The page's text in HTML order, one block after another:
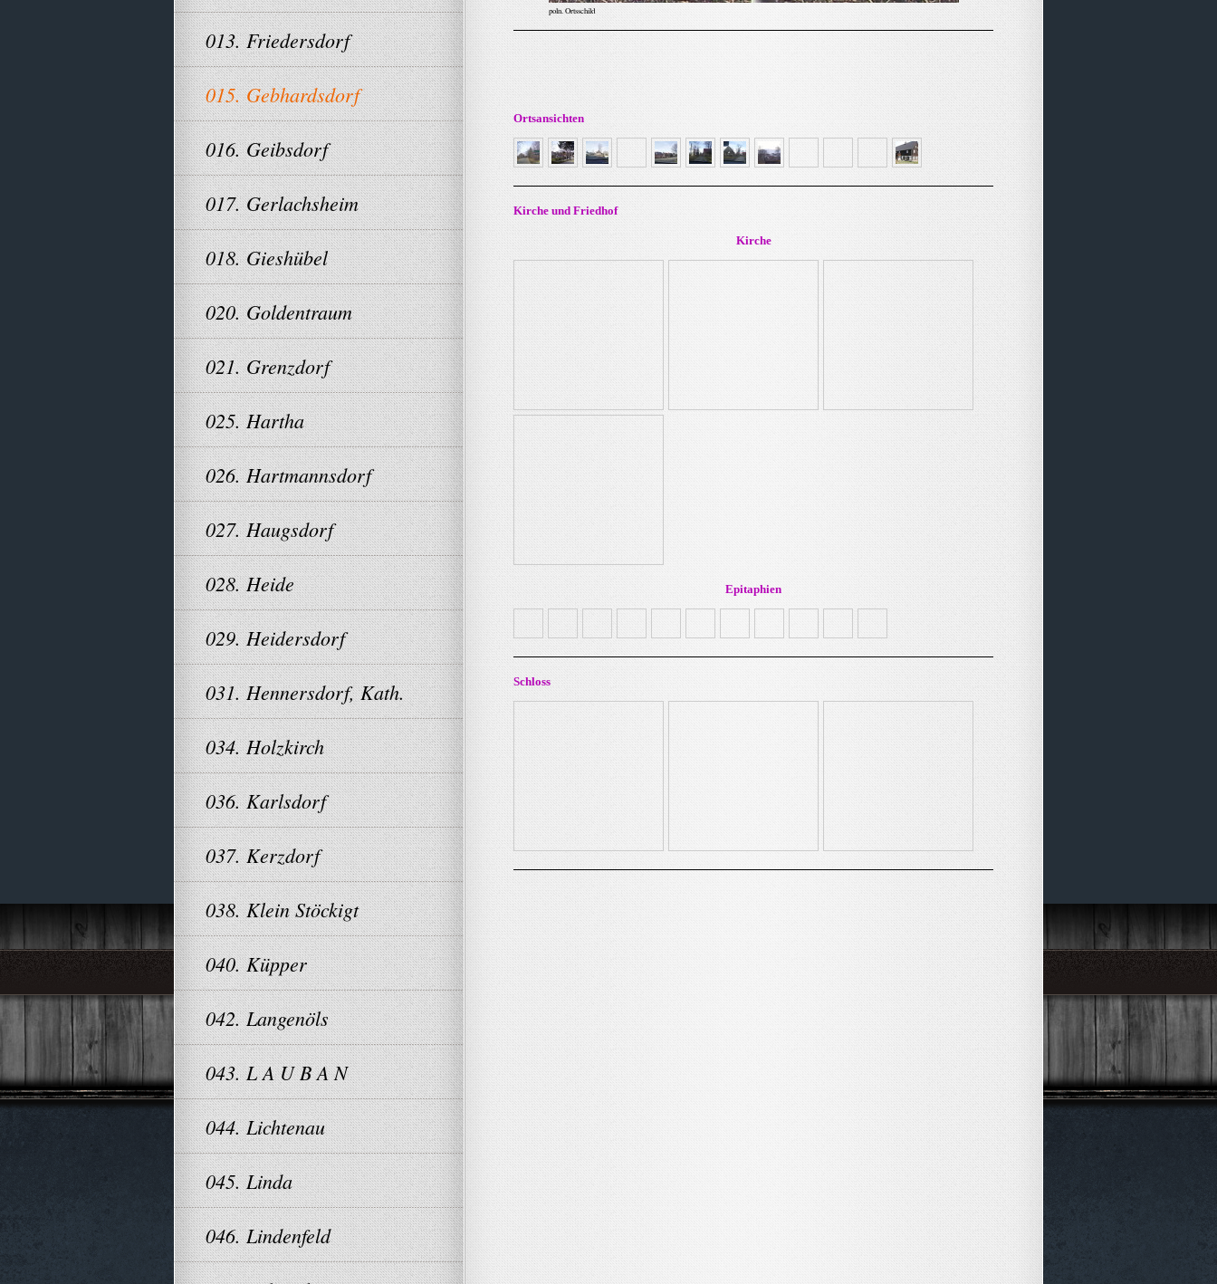
013. Friedersdorf
015. Gebhardsdorf
016. Geibsdorf
017. Gerlachsheim
018. Gieshübel
020. Goldentraum
021. Grenzdorf
025. Hartha
026. Hartmannsdorf
027. Haugsdorf
028. Heide
029. Heidersdorf
031. Hennersdorf, Kath.
034. Holzkirch
036. Karlsdorf
037. Kerzdorf
038. Klein Stöckigt
040. Küpper
042. Langenöls
043. L A U B A N
044. Lichtenau
045. Linda
046. Lindenfeld
poln. Ortsschild
Ortsansichten
Kirche und Friedhof
Kirche
Epitaphien
Schloss